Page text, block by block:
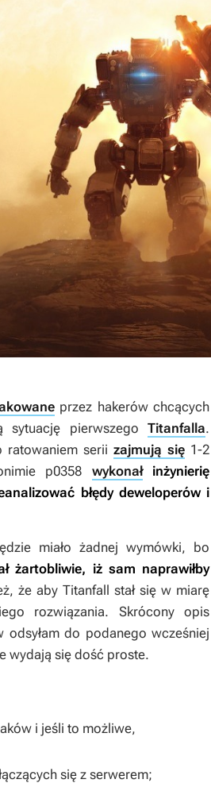
przez hakerów chcących
sytuację pierwszego Titanfalla.
ratowaniem serii zajmują się1-2
p0358 wykonałinżynierię
błędy deweloperów i
miało żadnej wymówki, bo
żartobliwie, iż sam naprawiłby
że aby Titanfall stał się w miarę
rozwiązania. Skrócony opis
do podanego wcześniej
wydają się dość proste.
i jeśli to możliwe,
się z serwerem;